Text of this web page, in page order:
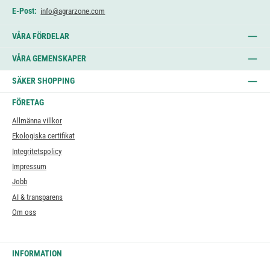
E-Post: info@agrarzone.com
VÅRA FÖRDELAR
VÅRA GEMENSKAPER
SÄKER SHOPPING
FÖRETAG
Allmänna villkor
Ekologiska certifikat
Integritetspolicy
Impressum
Jobb
AI & transparens
Om oss
INFORMATION